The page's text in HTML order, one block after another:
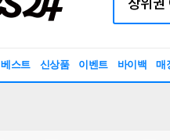
베스트 신상품 이벤트 바이백 매